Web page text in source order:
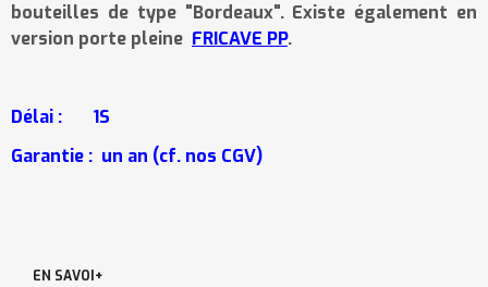
bouteilles de type "Bordeaux". Existe également en
version porte pleine FRICAVE PP.
Délai :
1S
Garantie : un an (cf. nos CGV)
EN SAVOI+